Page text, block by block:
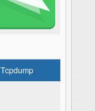
Tcpdump